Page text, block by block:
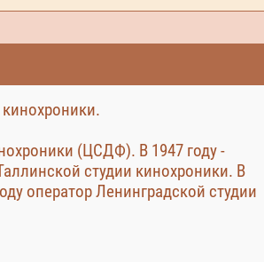
(ЦСДФ). В 1947 году -
студии кинохроники. В
оператор Ленинградской студии